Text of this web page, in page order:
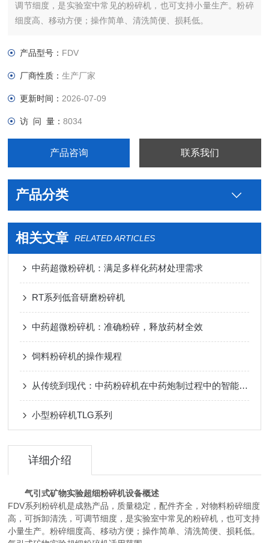
调节细度，是实验室中常见的粉碎机，也可支持小量生产。粉碎
细度高、移动方便；操作简单、清洗简便、损耗低。
产品型号： FDV
厂商性质：生产厂家
更新时间： 2026-07-09
访 问 量：8034
产品咨询 联系我们
产品分类
相关文章 RELATED ARTICLES
中药超微粉碎机：满足多样化药材处理需求
RT系列低音研磨粉碎机
中药超微粉碎机：准确粉碎，释放药材全效
饲料粉碎机的操作规程
从传统到现代：中药粉碎机在中药炮制过程中的智能化升级与效果评估
小型粉碎机TLG系列
详细介绍
气引式矿物实验超细粉碎机设备概述
FDV系列粉碎机是成熟产品，质量稳定，配件齐全，对物料粉碎细度
高，可拆卸清洗，可调节细度，是实验室中常见的粉碎机，也可支持
小量生产。粉碎细度高、移动方便；操作简单、清洗简便、损耗低。